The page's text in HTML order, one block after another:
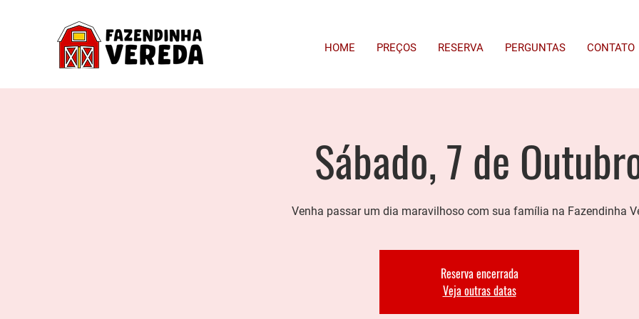
HOME PREÇOS RESERVA PERGUNTAS CONTATO
Sábado, 7 de
Venha passar um dia maravilhoso com sua família na Fazendinha
Reserva encerrada
Veja outras datas